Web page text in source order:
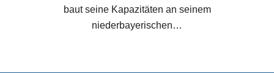
baut seine Kapazitäten an seinem
niederbayerischen…